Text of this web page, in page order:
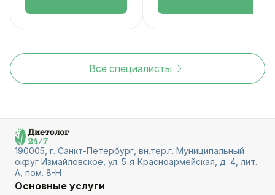
Все специалисты
190005, г. Санкт-Петербург, вн.тер.г. Муниципальный
округ Измайловское, ул. 5‑я‑Красноармейская, д. 4, лит.
А, пом. 8-Н
Основные услуги